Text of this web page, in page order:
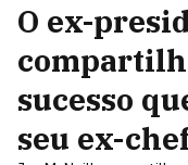
O ex-
sucesso
seu ex-